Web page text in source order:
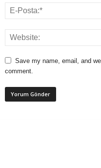
Save my name, email, and
comment.